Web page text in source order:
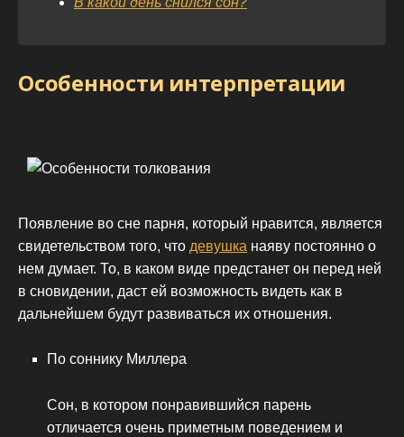
Особенности интерпретации
Появление во сне парня, который нравится, является
свидетельством того, что девушка наяву постоянно о
нем думает. То, в каком виде предстанет он перед ней
в сновидении, даст ей возможность видеть как в
дальнейшем будут развиваться их отношения.
По соннику Миллера
Сон, в котором понравившийся парень
отличается очень приметным поведением и